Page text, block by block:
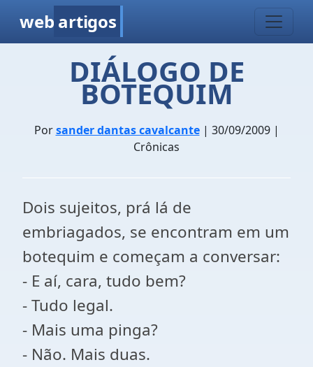
web artigos
DIÁLOGO DE
BOTEQUIM
Porsander dantas cavalcante| 30/09/2009 |
Crônicas
Dois sujeitos, prá lá de
embriagados, se encontram em um
botequim e começam a conversar:
- E aí, cara, tudo bem?
- Tudo legal.
- Mais uma pinga?
- Não. Mais duas.